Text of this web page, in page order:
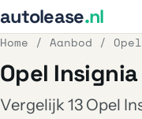
autolease.nl
Home / Aanbod / Opel
Opel
Vergelijk 13 Opel